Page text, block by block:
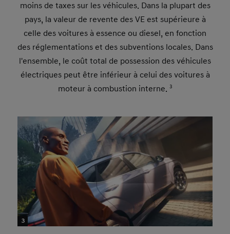
moins de taxes sur les véhicules. Dans la plupart des
pays, la valeur de revente des VE est supérieure à
celle des voitures à essence ou diesel, en fonction
des réglementations et des subventions locales. Dans
l'ensemble, le coût total de possession des véhicules
électriques peut être inférieur à celui des voitures à
moteur à combustion interne. 3
3